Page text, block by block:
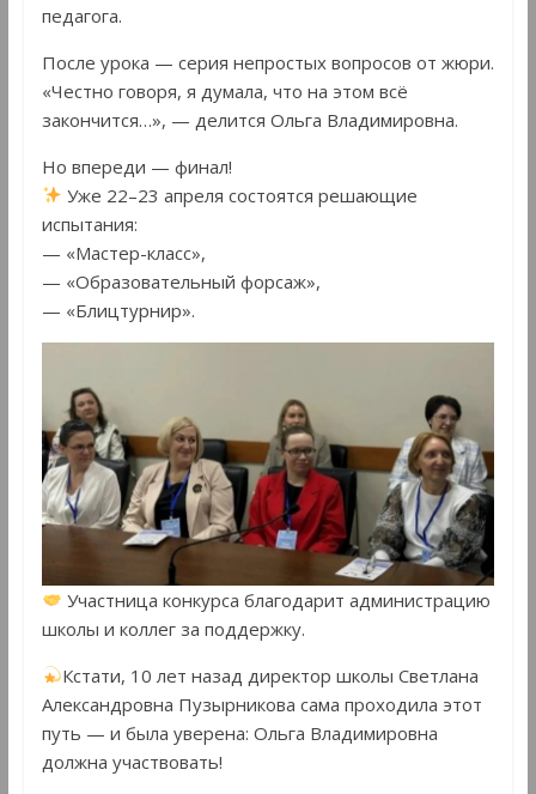
педагога.
После урока — серия непростых вопросов от жюри.
«Честно говоря, я думала, что на этом всё
закончится…», — делится Ольга Владимировна.
Но впереди — финал!
Уже 22–23 апреля состоятся решающие
испытания:
— «Мастер-класс»,
— «Образовательный форсаж»,
— «Блицтурнир».
Участница конкурса благодарит администрацию
школы и коллег за поддержку.
Кстати, 10 лет назад директор школы Светлана
Александровна Пузырникова сама проходила этот
путь — и была уверена: Ольга Владимировна
должна участвовать!